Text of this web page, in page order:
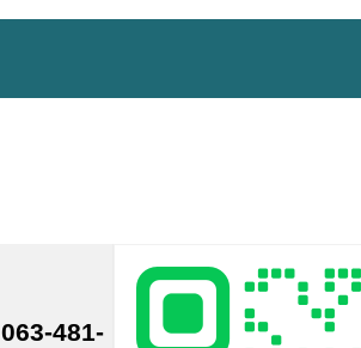
063-481-